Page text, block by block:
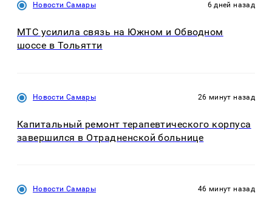
Новости Самары 6 дней назад
МТС усилила связь на Южном и Обводном
шоссе в Тольятти
Новости Самары 26 минут назад
Капитальный ремонт терапевтического корпуса
завершился в Отрадненской больнице
Новости Самары 46 минут назад